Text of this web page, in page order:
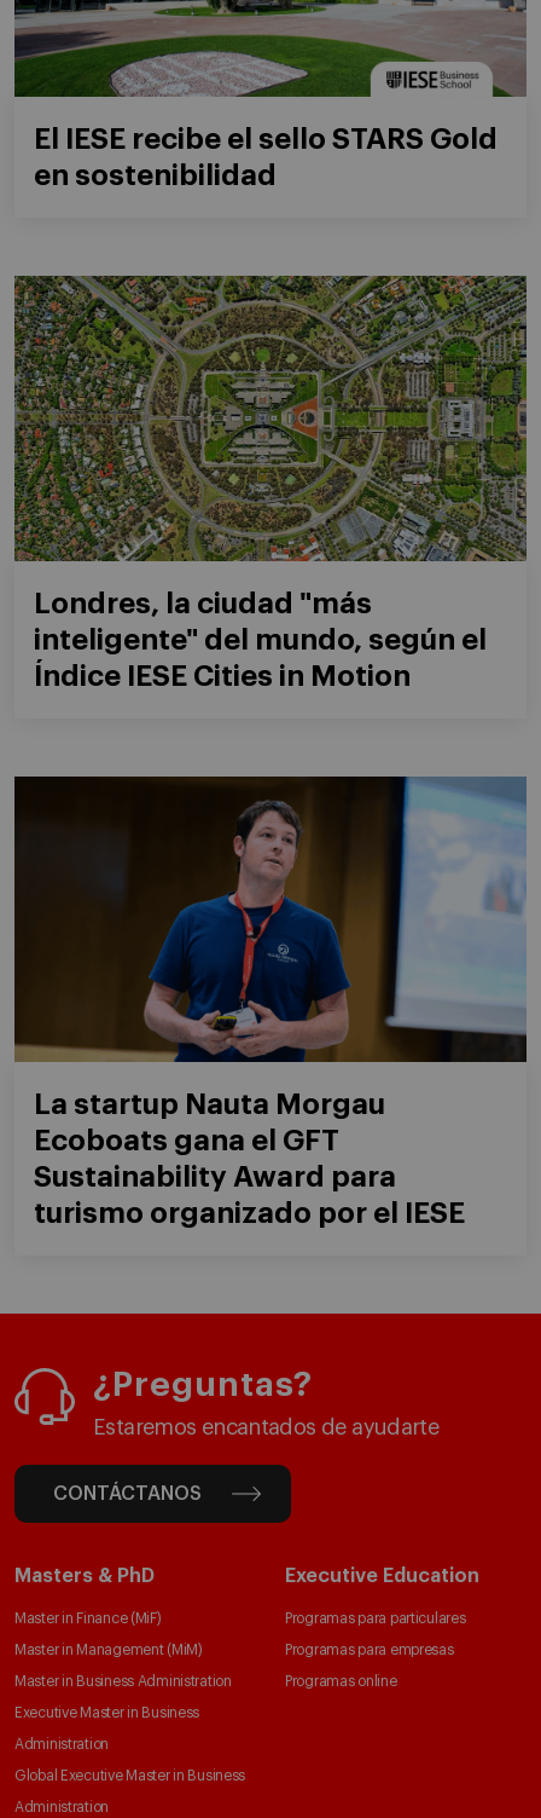
El IESE recibe el sello STARS Gold
en sostenibilidad
Londres, la ciudad "más
inteligente" del mundo, según el
Índice IESE Cities in Motion
La startup Nauta Morgau
Ecoboats gana el GFT
Sustainability Award para
turismo organizado por el IESE
¿Preguntas?
Estaremos encantados de ayudarte
CONTÁCTANOS
Masters & PhD
Master in Finance (MiF)
Master in Management (MiM)
Master in Business Administration
Executive Master in Business
Administration
Global Executive Master in Business
Administration
Executive Education
Programas para particulares
Programas para empresas
Programas online